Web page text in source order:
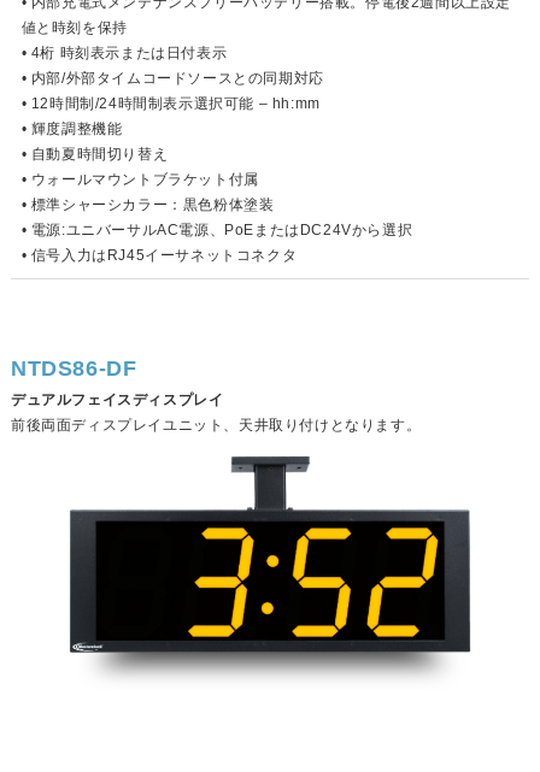
値と時刻を保持
• 4桁 時刻表示または日付表示
• 内部/外部タイムコードソースとの同期対応
• 12時間制/24時間制表示選択可能 – hh:mm
• 輝度調整機能
• 自動夏時間切り替え
• ウォールマウントブラケット付属
• 標準シャーシカラー：黒色粉体塗装
• 電源:ユニバーサルAC電源、PoEまたはDC24Vから選択
• 信号入力はRJ45イーサネットコネクタ
NTDS86-DF
デュアルフェイスディスプレイ
前後両面ディスプレイユニット、天井取り付けとなります。